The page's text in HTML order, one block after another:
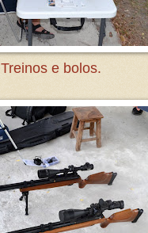
Treinos e bolos.